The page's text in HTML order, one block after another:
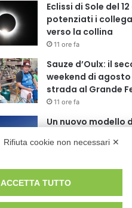
Eclissi di Sole del
potenziati i
verso la collina
11 ore fa
Sauze d’Oulx: il
weekend di
strada al Grande
11 ore fa
Un nuovo modello
pianeta
Al San Luigi
senza più speranze
Rifiuta cookie non necessari ✕
ACCETTA TUTTO